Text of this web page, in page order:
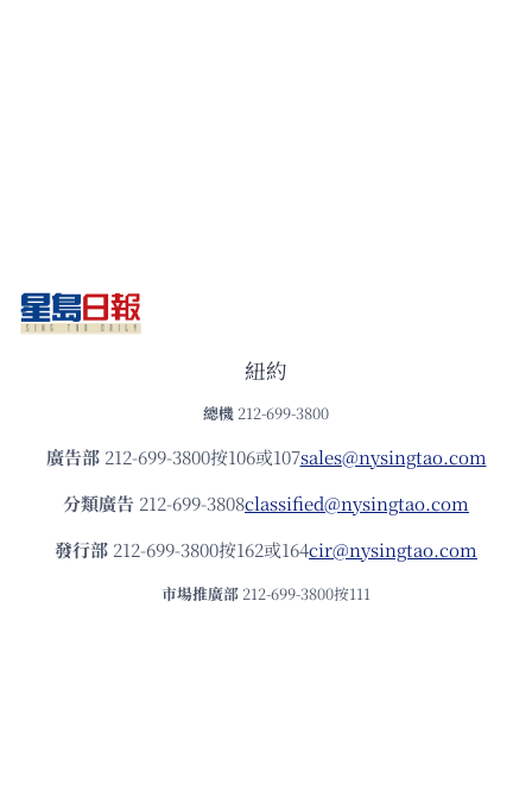
紐約
總機 212-699-3800
廣告部212-699-3800按106或107sales@nysingtao.com
分類廣告 212-699-3808classified@nysingtao.com
發⾏部 212-699-3800按162或164cir@nysingtao.com
市場推廣部 212-699-3800按111